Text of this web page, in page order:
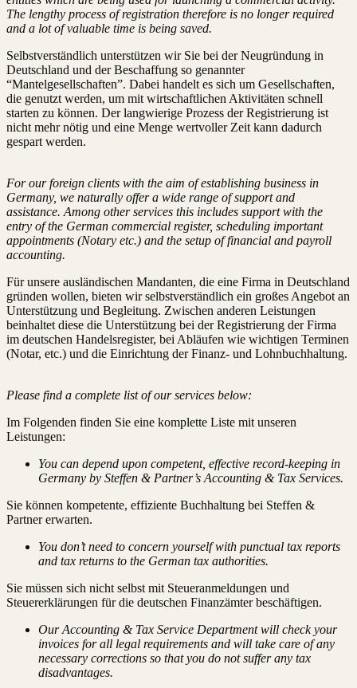
The lengthy process of registration therefore is no longer required
and a lot of valuable time is being saved.
Selbstverständlich unterstützen wir Sie bei der Neugründung in
Deutschland und der Beschaffung so genannter
“Mantelgesellschaften”. Dabei handelt es sich um Gesellschaften,
die genutzt werden, um mit wirtschaftlichen Aktivitäten schnell
starten zu können. Der langwierige Prozess der Registrierung ist
nicht mehr nötig und eine Menge wertvoller Zeit kann dadurch
gespart werden.
For our foreign clients with the aim of establishing business in
Germany, we naturally offer a wide range of support and
assistance. Among other services this includes support with the
entry of the German commercial register, scheduling important
appointments (Notary etc.) and the setup of financial and payroll
accounting.
Für unsere ausländischen Mandanten, die eine Firma in Deutschland
gründen wollen, bieten wir selbstverständlich ein großes Angebot an
Unterstützung und Begleitung. Zwischen anderen Leistungen
beinhaltet diese die Unterstützung bei der Registrierung der Firma
im deutschen Handelsregister, bei Abläufen wie wichtigen Terminen
(Notar, etc.) und die Einrichtung der Finanz- und Lohnbuchhaltung.
Please find a complete list of our services below:
Im Folgenden finden Sie eine komplette Liste mit unseren
Leistungen:
You can depend upon competent, effective record-keeping in
Germany by Steffen & Partner’s Accounting & Tax Services.
Sie können kompetente, effiziente Buchhaltung bei Steffen &
Partner erwarten.
You don’t need to concern yourself with punctual tax reports
and tax returns to the German tax authorities.
Sie müssen sich nicht selbst mit Steueranmeldungen und
Steuererklärungen für die deutschen Finanzämter beschäftigen.
Our Accounting & Tax Service Department will check your
invoices for all legal requirements and will take care of any
necessary corrections so that you do not suffer any tax
disadvantages.